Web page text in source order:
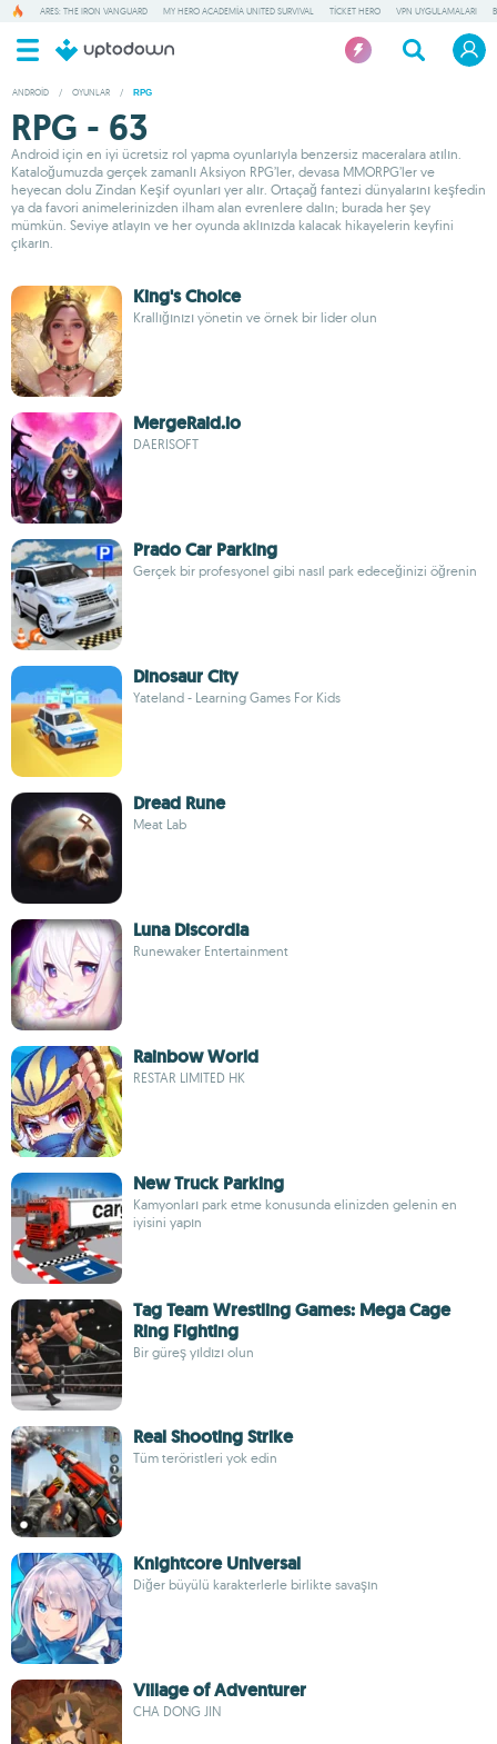
ARES: THE IRON VANGUARD MY HERO ACADEMIA UNITED SURVIVAL TICKET HERO VPN UYGULAMALARI
ANDROID / OYUNLAR / RPG
RPG - 63
Android için en iyi ücretsiz rol yapma oyunlarıyla benzersiz maceralara atılın.
Kataloğumuzda gerçek zamanlı Aksiyon RPG’ler, devasa MMORPG’ler ve
heyecan dolu Zindan Keşif oyunları yer alır. Ortaçağ fantezi dünyalarını keşfedin
ya da favori animelerinizden ilham alan evrenlere dalın; burada her şey
mümkün. Seviye atlayın ve her oyunda aklınızda kalacak hikayelerin keyfini
çıkarın.
King's Choice
Krallığınızı yönetin ve örnek bir lider olun
MergeRaid.io
DAERISOFT
Prado Car Parking
Gerçek bir profesyonel gibi nasıl park edeceğinizi öğrenin
Dinosaur City
Yateland - Learning Games For Kids
Dread Rune
Meat Lab
Luna Discordia
Runewaker Entertainment
Rainbow World
RESTAR LIMITED HK
New Truck Parking
Kamyonları park etme konusunda elinizden gelenin en
iyisini yapın
Tag Team Wrestling Games: Mega Cage
Ring Fighting
Bir güreş yıldızı olun
Real Shooting Strike
Tüm teröristleri yok edin
Knightcore Universal
Diğer büyülü karakterlerle birlikte savaşın
Village of Adventurer
CHA DONG JIN